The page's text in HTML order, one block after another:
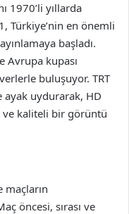
1970’li yıllarda
Türkiye’nin en önemli
başladı.
Avrupa kupası
buluşuyor. TRT
ayak uydurarak, HD
ve kaliteli bir görüntü
maçların
öncesi, sırası ve